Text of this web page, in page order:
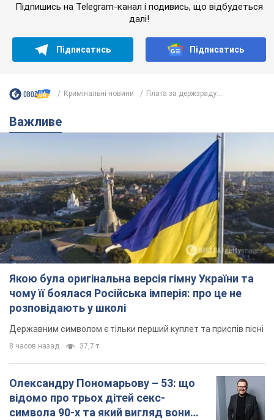
Підпишись на Telegram-канал і подивись, що відбудеться
далі!
Підписатись Підписатись
Кримінальні новини Плата за держзраду:...
Важливе
Якою була оригінальна версія гімну України та
чому її боялася Російська імперія: про це не
розповідають у школі
Державним символом є тільки перший куплет та приспів пісні
8 часов назад 37,7 т.
Олександру Пономарьову – 53: що
відомо про трьох дітей секс-
символа 90-х та який вигляд вони